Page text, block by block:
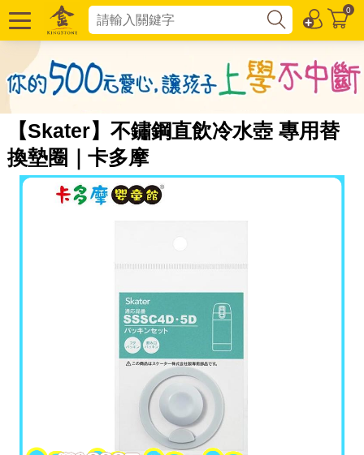
0
【Skater】不鏽鋼直飲冷水壺 專用替
換墊圈｜卡多摩